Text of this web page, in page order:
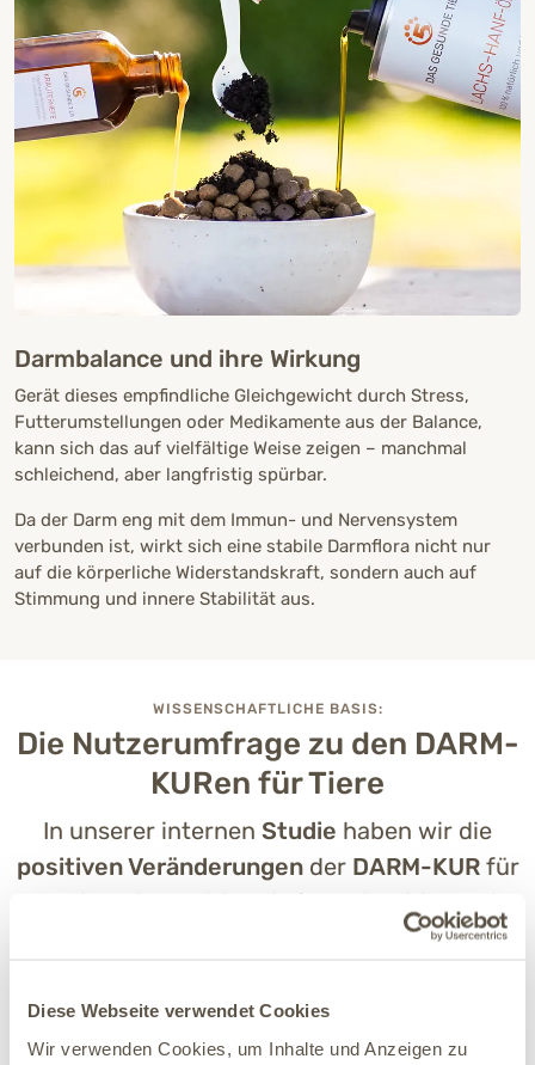
Diese Webseite verwendet Cookies
Wir verwenden Cookies, um Inhalte und Anzeigen zu
Darmbalance und ihre Wirkung
Gerät dieses empfindliche Gleichgewicht durch Stress,
Futterumstellungen oder Medikamente aus der Balance,
kann sich das auf vielfältige Weise zeigen – manchmal
schleichend, aber langfristig spürbar.
Da der Darm eng mit dem Immun- und Nervensystem
verbunden ist, wirkt sich eine stabile Darmflora nicht nur
auf die körperliche Widerstandskraft, sondern auch auf
Stimmung und innere Stabilität aus.
WISSENSCHAFTLICHE BASIS:
Die Nutzerumfrage zu den DARM-
KURen für Tiere
In unserer internen Studie haben wir die
positiven Veränderungender DARM-KUR für
Hunde untersucht. Dabei wurden 98 Hunde
über einen definierten Zeitraum beobachtet.